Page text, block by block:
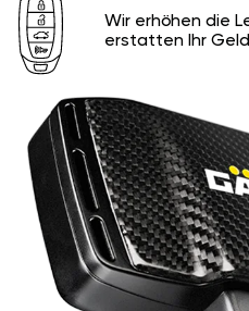
Wir erhöhen die
erstatten Ihr